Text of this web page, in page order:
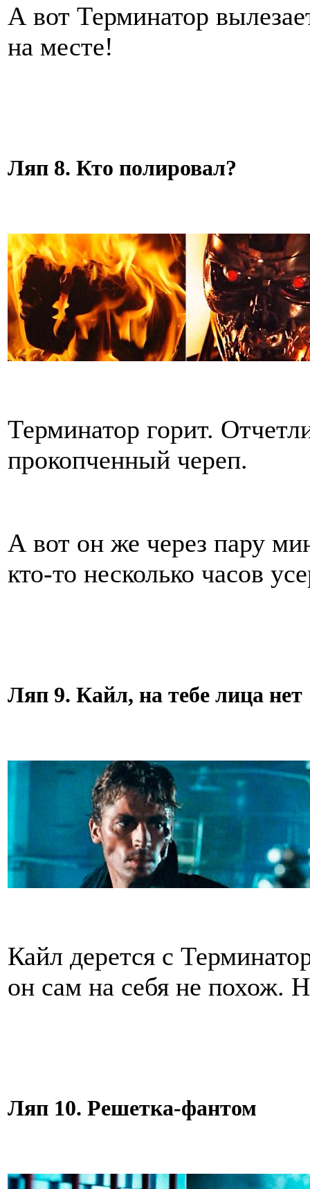
А вот Терминатор
на месте!
Ляп 8. Кто полировал?
Терминатор горит.
прокопченный череп.
А вот он же через пару
кто-то несколько часов
Ляп 9. Кайл, на тебе лица нет
Кайл дерется с
он сам на себя не похож.
Ляп 10. Решетка-фантом